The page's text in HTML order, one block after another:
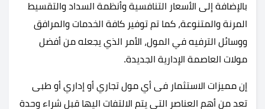
بالإضافة إلى الأسعار التنافسية وأنظمة السداد والتقسيط
المرنة والمتنوعة، كما تم توفير كافة الخدمات والمرافق
ووسائل الترفيه في المول، الأمر الذي يجعله من أفضل
مولات العاصمة الإدارية الجديدة.
إن مميزات الاستثمار فى أي مول تجاري أو إداري أو طبى
تعد من أهم العناصر التي يتم الالتفات اليها قبل شراء وحدة